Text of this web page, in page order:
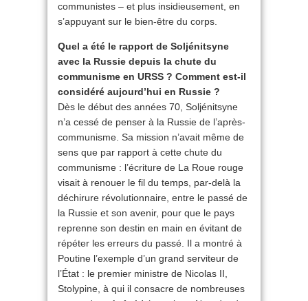
communistes – et plus insidieusement, en
s’appuyant sur le bien-être du corps.
Quel a été le rapport de Soljénitsyne
avec la Russie depuis la chute du
communisme en URSS ? Comment est-il
considéré aujourd’hui en Russie ?
Dès le début des années 70, Soljénitsyne
n’a cessé de penser à la Russie de l’après-
communisme. Sa mission n’avait même de
sens que par rapport à cette chute du
communisme : l’écriture de La Roue rouge
visait à renouer le fil du temps, par-delà la
déchirure révolutionnaire, entre le passé de
la Russie et son avenir, pour que le pays
reprenne son destin en main en évitant de
répéter les erreurs du passé. Il a montré à
Poutine l’exemple d’un grand serviteur de
l’État : le premier ministre de Nicolas II,
Stolypine, à qui il consacre de nombreuses